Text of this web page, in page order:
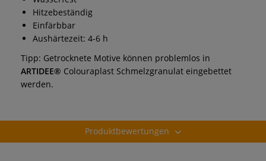
Hitzebeständig
Einfärbbar
Aushärtezeit: 4-6 h
Tipp: Getrocknete Motive können problemlos in
ARTIDEE® Colouraplast Schmelzgranulat eingebettet
werden.
Produktbewertungen